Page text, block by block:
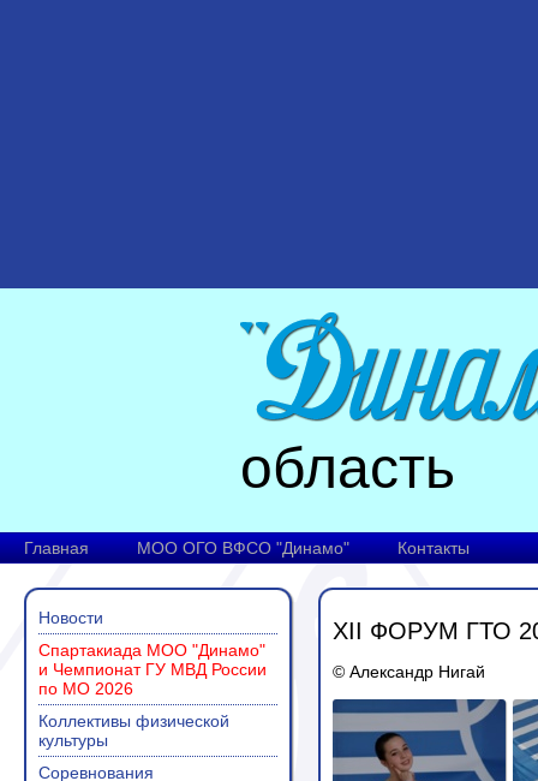
область
Главная МОО ОГО ВФСО "Динамо" Контакты
Новости
Спартакиада МОО "Динамо"
и Чемпионат ГУ МВД России
по МО 2026
Коллективы физической
культуры
Соревнования
XII ФОРУМ ГТО
© Александр Нигай